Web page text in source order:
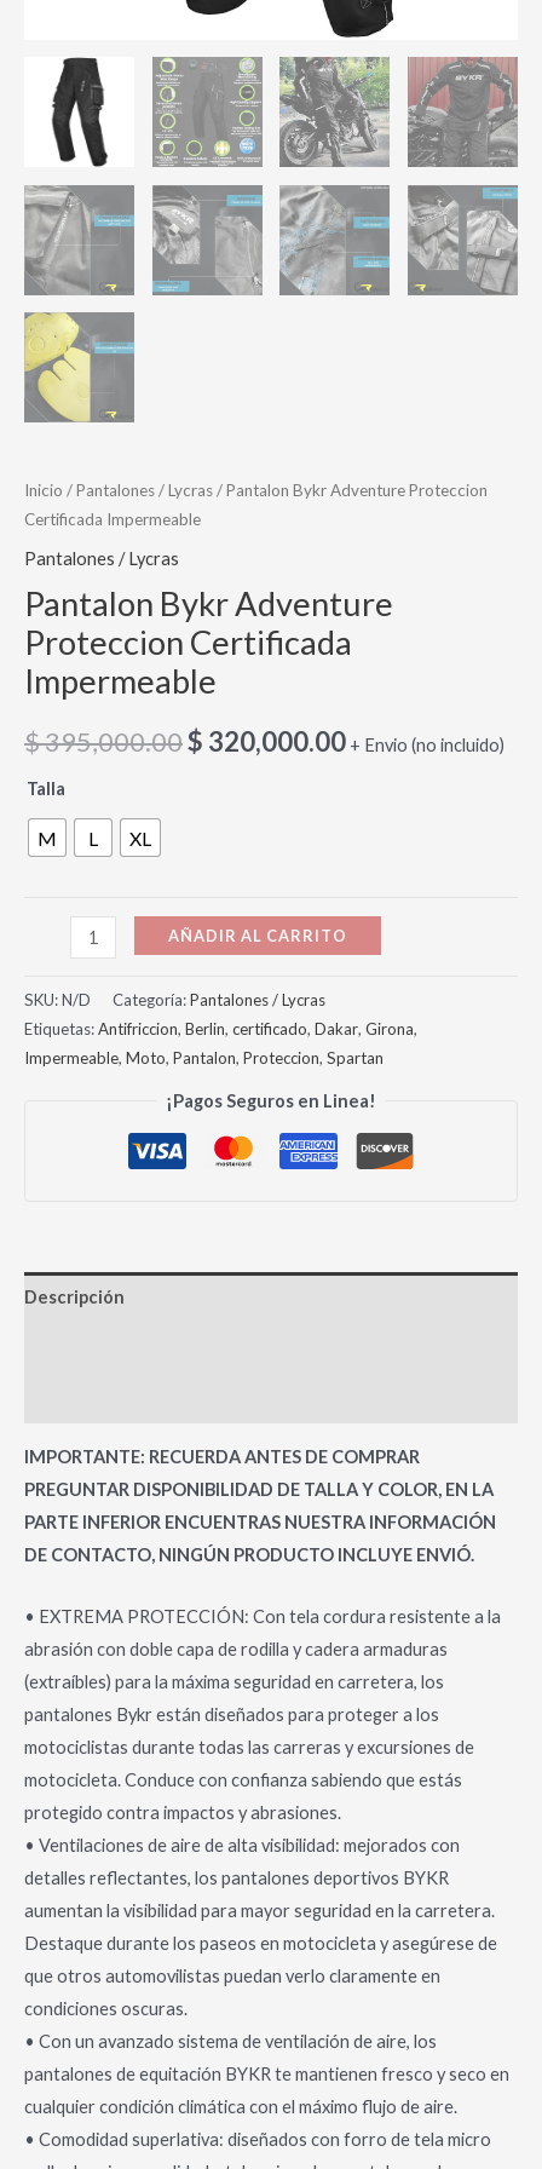
Inicio /Pantalones / Lycras/ Pantalon Bykr Adventure Proteccion
Certificada Impermeable
Pantalones / Lycras
Pantalon Bykr Adventure
Proteccion Certificada
Impermeable
$395,000.00$ 320,000.00 + Envio (no incluido)
Talla
M L XL
AÑADIR AL CARRITO
SKU:N/D Categoría:Pantalones / Lycras
Etiquetas:Antifriccion, Berlin, certificado, Dakar, Girona,
Impermeable, Moto, Pantalon, Proteccion, Spartan
¡Pagos Seguros en Linea!
Descripción
IMPORTANTE: RECUERDA ANTES DE COMPRAR
PREGUNTAR DISPONIBILIDAD DE TALLA Y COLOR, EN LA
PARTE INFERIOR ENCUENTRAS NUESTRA INFORMACIÓN
DE CONTACTO, NINGÚN PRODUCTO INCLUYE ENVIÓ.
• EXTREMA PROTECCIÓN: Con tela cordura resistente a la
abrasión con doble capa de rodilla y cadera armaduras
(extraíbles) para la máxima seguridad en carretera, los
pantalones Bykr están diseñados para proteger a los
motociclistas durante todas las carreras y excursiones de
motocicleta. Conduce con confianza sabiendo que estás
protegido contra impactos y abrasiones.
• Ventilaciones de aire de alta visibilidad: mejorados con
detalles reflectantes, los pantalones deportivos BYKR
aumentan la visibilidad para mayor seguridad en la carretera.
Destaque durante los paseos en motocicleta y asegúrese de
que otros automovilistas puedan verlo claramente en
condiciones oscuras.
• Con un avanzado sistema de ventilación de aire, los
pantalones de equitación BYKR te mantienen fresco y seco en
cualquier condición climática con el máximo flujo de aire.
• Comodidad superlativa: diseñados con forro de tela micro